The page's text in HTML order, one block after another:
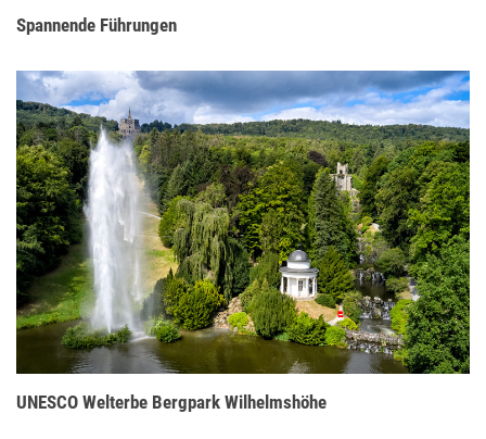
Spannende Führungen
UNESCO Welterbe Bergpark Wilhelmshöhe